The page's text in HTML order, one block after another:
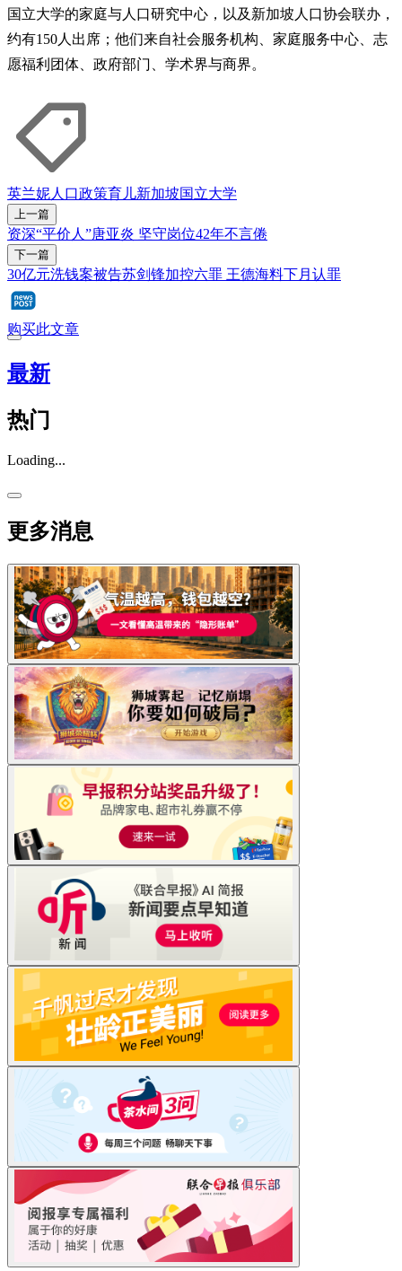
国立大学的家庭与人口研究中心，以及新加坡人口协会联办，
约有150人出席；他们来自社会服务机构、家庭服务中心、志
愿福利团体、政府部门、学术界与商界。
英兰妮人口政策育儿新加坡国立大学
上一篇
资深“平价人”唐亚炎 坚守岗位42年不言倦
下一篇
30亿元洗钱案被告苏剑锋加控六罪 王德海料下月认罪
购买此文章
最新
热门
Loading...
更多消息